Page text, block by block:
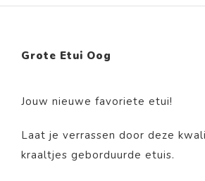
Grote Etui Oog
Jouw nieuwe favoriete etui!
Laat je verrassen door deze
kraaltjes geborduurde etuis.